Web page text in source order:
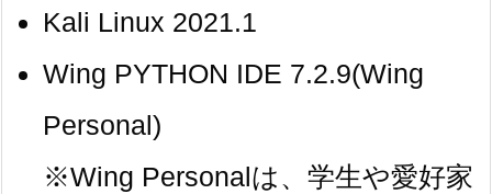
Kali Linux 2021.1
Wing PYTHON IDE 7.2.9(Wing
Personal)
※Wing Personalは、学生や愛好家